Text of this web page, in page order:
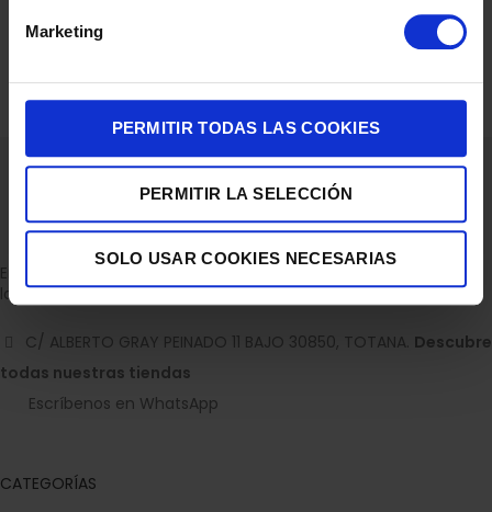
Marketing
PERMITIR TODAS LAS COOKIES
PERMITIR LA SELECCIÓN
SOLO USAR COOKIES NECESARIAS
MANDO A DISTANCIA HAMA 00221067 HOME UNIV P/HISENSE
12,00€
Empresa dedicada a la venta de accesorios para el hogar con
la experiencia de 36 años.
C/ ALBERTO GRAY PEINADO 11 BAJO 30850, TOTANA. Descubre
todas nuestras tiendas
Escríbenos en WhatsApp
CATEGORÍAS